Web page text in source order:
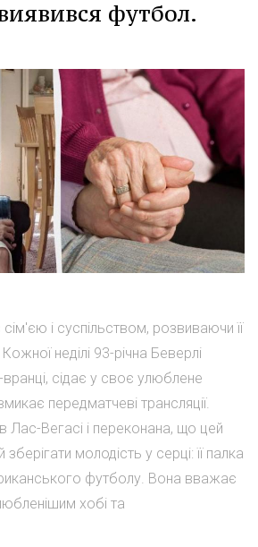
футбол.
і суспільством, розвиваючи її
неділі 93-річна Беверлі
сідає у своє улюблене
передматчеві трансляції.
Вегасі і переконана, що цей
молодість у серці: її палка
футболу. Вона вважає
хобі та